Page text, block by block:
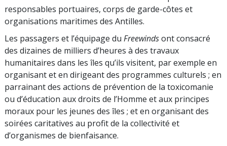
responsables portuaires, corps de garde-côtes et
organisations maritimes des Antilles.
Les passagers et l’équipage du Freewindsont consacré
des dizaines de milliers d’heures à des travaux
humanitaires dans les îles qu’ils visitent, par exemple en
organisant et en dirigeant des programmes culturels ; en
parrainant des actions de prévention de la toxicomanie
ou d’éducation aux droits de l’Homme et aux principes
moraux pour les jeunes des îles ; et en organisant des
soirées caritatives au profit de la collectivité et
d’organismes de bienfaisance.